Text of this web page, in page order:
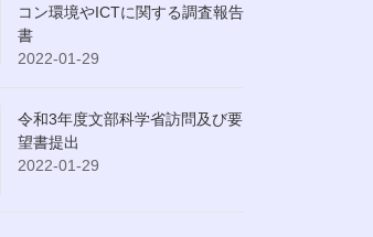
コン環境やICTに関する調査報告
書
2022-01-29
令和3年度文部科学省訪問及び要
望書提出
2022-01-29